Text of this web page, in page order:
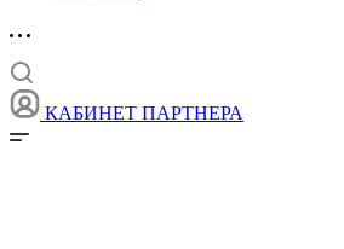
КАБИНЕТ ПАРТНЕРА